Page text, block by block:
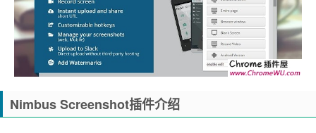
Nimbus Screenshot插件介绍